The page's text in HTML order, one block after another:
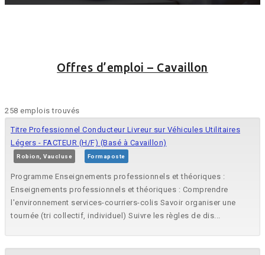
Offres d’emploi – Cavaillon
258 emplois trouvés
Titre Professionnel Conducteur Livreur sur Véhicules Utilitaires
Légers - FACTEUR (H/F) (Basé à Cavaillon)
Robion, Vaucluse Formaposte
Programme Enseignements professionnels et théoriques :
Enseignements professionnels et théoriques : Comprendre
l'environnement services-courriers-colis Savoir organiser une
tournée (tri collectif, individuel) Suivre les règles de dis...